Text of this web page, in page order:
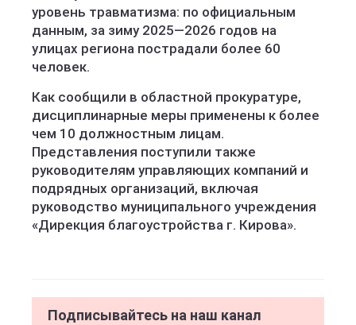
уровень травматизма: по официальным
данным, за зиму 2025—2026 годов на
улицах региона пострадали более 60
человек.
Как сообщили в областной прокуратуре,
дисциплинарные меры применены к более
чем 10 должностным лицам.
Представления поступили также
руководителям управляющих компаний и
подрядных организаций, включая
руководство муниципального учреждения
«Дирекция благоустройства г. Кирова».
Подписывайтесь на наш канал